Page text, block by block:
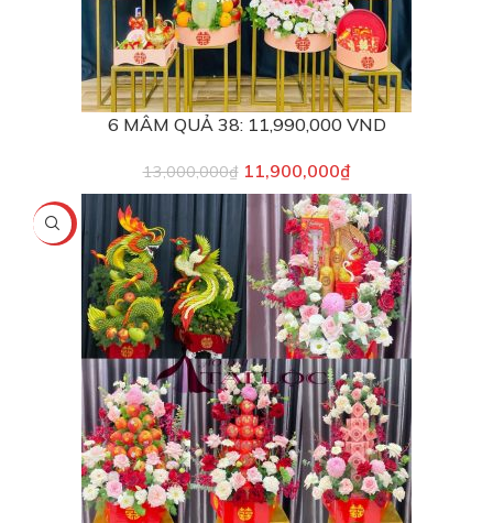
6 MÂM QUẢ 38: 11,990,000 VND
13,000,000₫ 11,900,000₫
-9%